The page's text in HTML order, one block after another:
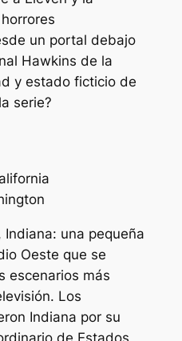
un portal debajo
Hawkins de la
y estado ficticio de
serie?
una pequeña
Oeste que se
escenarios más
Los
Indiana por su
de Estados